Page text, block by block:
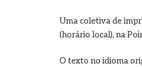
Uma coletiva de
(horário local), na
O texto no idioma